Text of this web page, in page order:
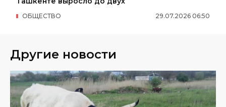
29.07.2026 06:50
ОБЩЕСТВО
Другие новости